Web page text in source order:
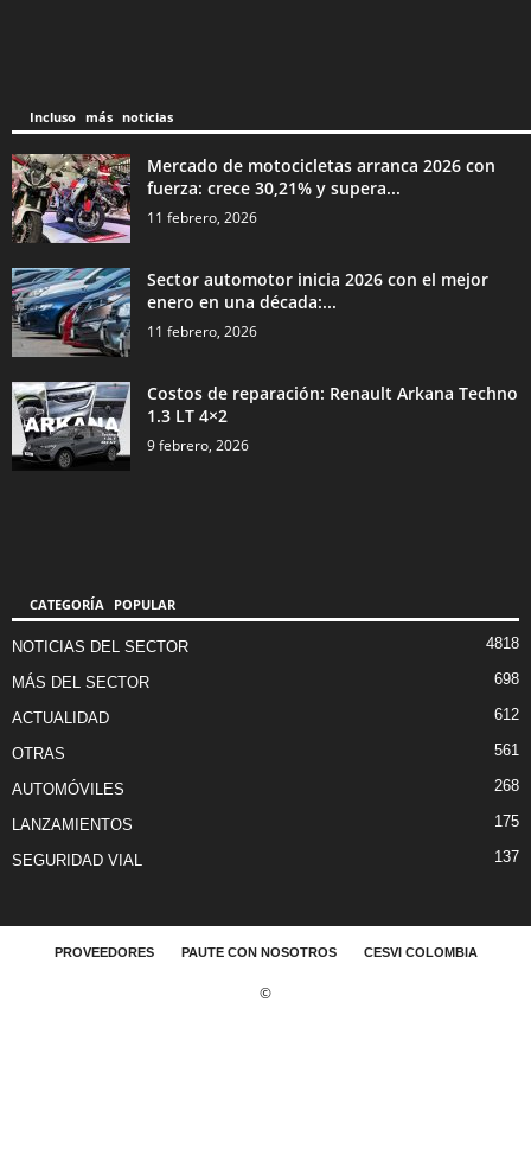
Incluso más noticias
Mercado de motocicletas arranca 2026 con
fuerza: crece 30,21% y supera...
11 febrero, 2026
Sector automotor inicia 2026 con el mejor
enero en una década:...
11 febrero, 2026
Costos de reparación: Renault Arkana Techno
1.3 LT 4×2
9 febrero, 2026
CATEGORÍA POPULAR
NOTICIAS DEL SECTOR 4818
MÁS DEL SECTOR 698
ACTUALIDAD 612
OTRAS 561
AUTOMÓVILES 268
LANZAMIENTOS 175
SEGURIDAD VIAL 137
PROVEEDORES PAUTE CON NOSOTROS CESVI COLOMBIA
©